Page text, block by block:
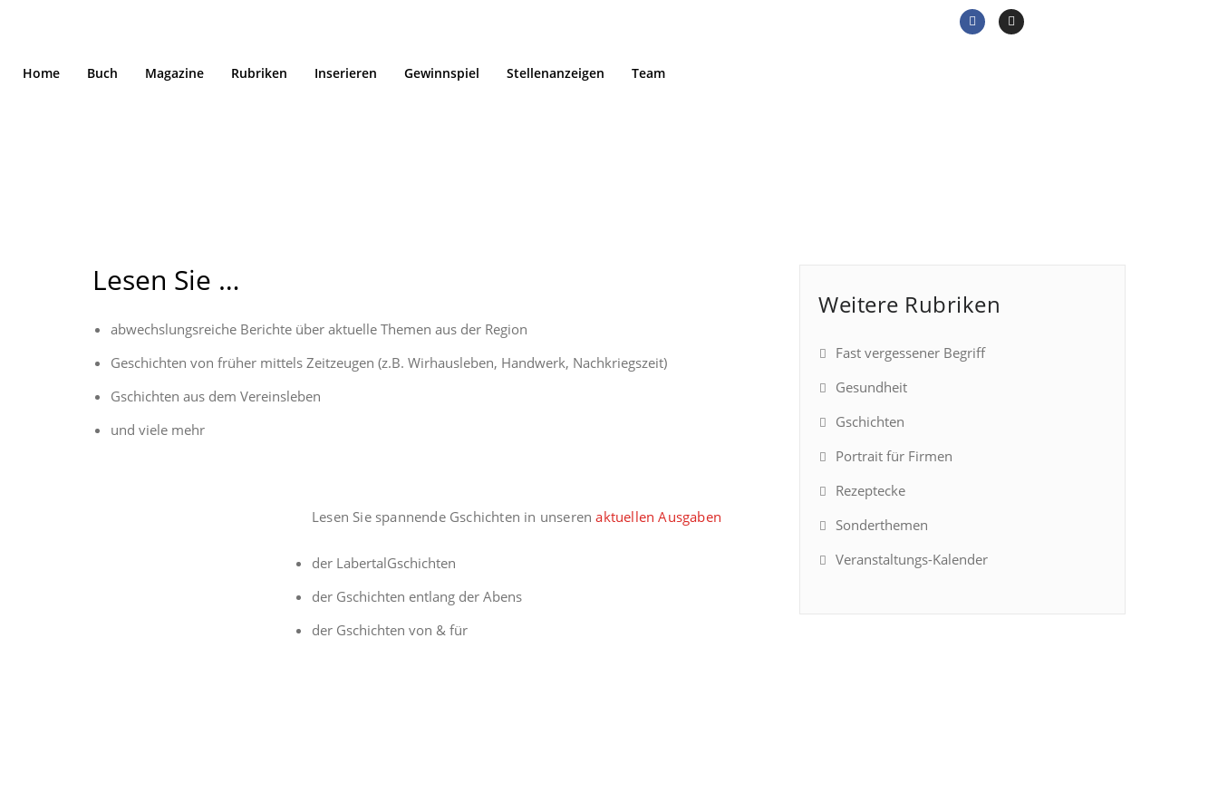
Home Buch Magazine Rubriken Inserieren Gewinnspiel Stellenanzeigen Team
Lesen Sie …
abwechslungsreiche Berichte über aktuelle Themen aus der Region
Geschichten von früher mittels Zeitzeugen (z.B. Wirhausleben, Handwerk, Nachkriegszeit)
Gschichten aus dem Vereinsleben
und viele mehr
Lesen Sie spannende Gschichten in unserenaktuellen Ausgaben
der LabertalGschichten
der Gschichten entlang der Abens
der Gschichten von & für
Weitere Rubriken
Fast vergessener Begriff
Gesundheit
Gschichten
Portrait für Firmen
Rezeptecke
Sonderthemen
Veranstaltungs-Kalender